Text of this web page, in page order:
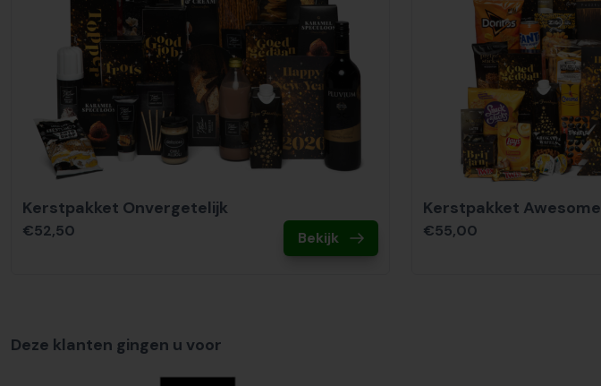
Kerstpakket Onvergetelijk
€52,50 Bekijk
Kerstpakket Awesome
€55,00
Deze klanten gingen u voor